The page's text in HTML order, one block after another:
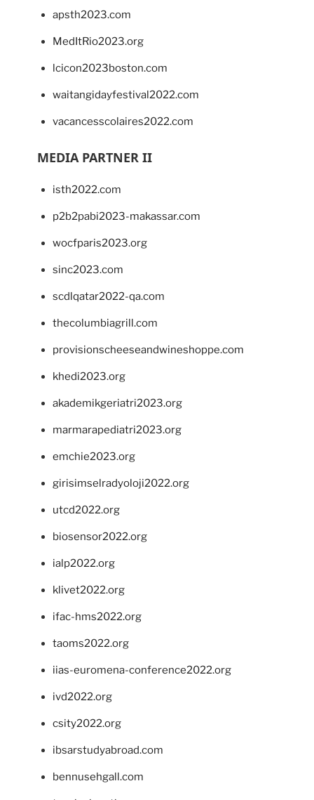
apsth2023.com
MedItRio2023.org
lcicon2023boston.com
waitangidayfestival2022.com
vacancesscolaires2022.com
MEDIA PARTNER II
isth2022.com
p2b2pabi2023-makassar.com
wocfparis2023.org
sinc2023.com
scdlqatar2022-qa.com
thecolumbiagrill.com
provisionscheeseandwineshoppe.com
khedi2023.org
akademikgeriatri2023.org
marmarapediatri2023.org
emchie2023.org
girisimselradyoloji2022.org
utcd2022.org
biosensor2022.org
ialp2022.org
klivet2022.org
ifac-hms2022.org
taoms2022.org
iias-euromena-conference2022.org
ivd2022.org
csity2022.org
ibsarstudyabroad.com
bennusehgall.com